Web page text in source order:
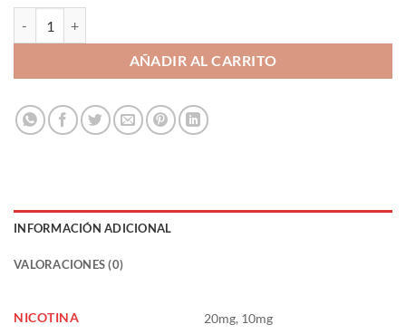
AÑADIR AL CARRITO
INFORMACIÓN ADICIONAL
VALORACIONES (0)
NICOTINA 20mg, 10mg